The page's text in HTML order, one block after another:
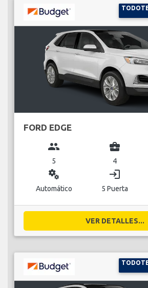
FORD EDGE
group
5
business_center
4
miscellaneous_services
Automático
login
5 Puerta
VER DETALLES...